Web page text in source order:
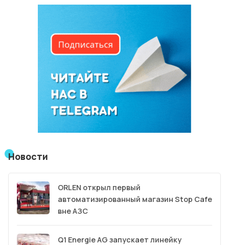
Новости
ORLEN открыл первый
автоматизированный магазин Stop Cafe
вне АЗС
Q1 Energie AG запускает линейку